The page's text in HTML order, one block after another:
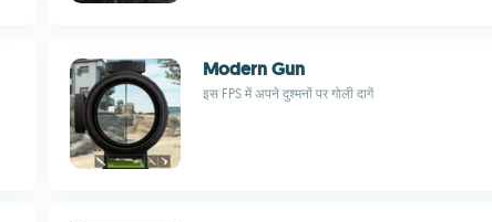
Modern Gun
इस FPS में अपने दुश्मनों पर गोली दागें